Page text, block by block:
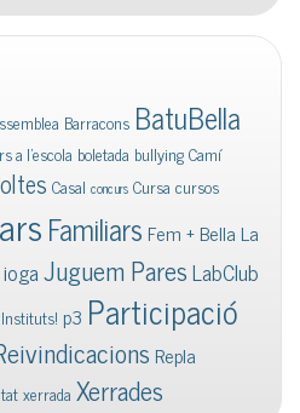
Barracons BatuBella
a l'escola boletada bullyingCamí
Casal concurs Cursa cursos
Familiars Fem + Bella La
iogaJuguem ParesLabClub
p3 Participació
Repla
xerrada Xerrades